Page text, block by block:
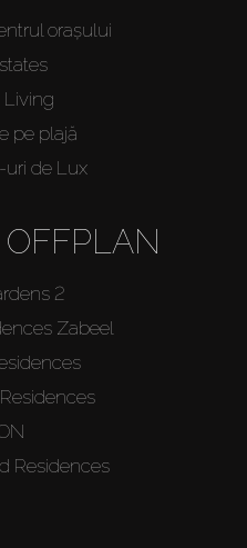
orașului
Living
pe plajă
uri de Lux
OFFPLAN
2
Zabeel
Residences